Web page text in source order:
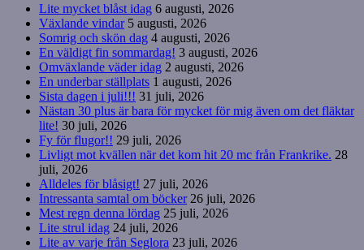
Lite mycket blåst idag 6 augusti, 2026
Växlande vindar 5 augusti, 2026
Somrig och skön dag 4 augusti, 2026
En väldigt fin sommardag! 3 augusti, 2026
Omväxlande väder idag 2 augusti, 2026
En underbar ställplats 1 augusti, 2026
Sista dagen i juli!!! 31 juli, 2026
Nästan 30 plus är bara för mycket för mig även om det fläktar
lite! 30 juli, 2026
Fy för flugor!! 29 juli, 2026
Livligt mot kvällen när det kom hit 20 mc från Frankrike. 28
juli, 2026
Alldeles för blåsigt! 27 juli, 2026
Intressanta samtal om böcker 26 juli, 2026
Mest regn denna lördag 25 juli, 2026
Lite strul idag 24 juli, 2026
Lite av varje från Seglora 23 juli, 2026